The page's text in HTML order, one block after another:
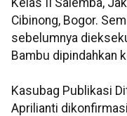
Cibinong, Bogor.
sebelumnya
Bambu dipindahkan
Kasubag Publikasi
Aprilianti